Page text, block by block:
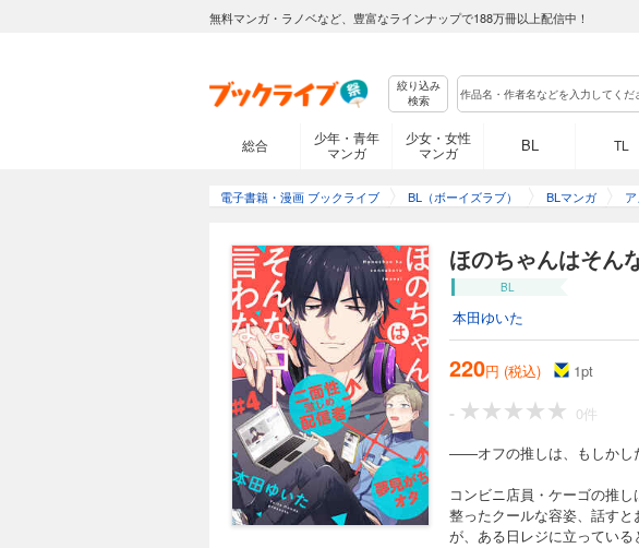
無料マンガ・ラノベなど、豊富なラインナップで188万冊以上配信中！
絞り込み
検索
総合
少年・青年
マンガ
少女・女性
マンガ
BL TL
電子書籍・漫画 ブックライブ BL（ボーイズラブ） BLマンガ
ほのちゃんはそん
BL
本田ゆいた
220円 (税込) 1pt
-
0件
――オフの推しは、もしかし
コンビニ店員・ケーゴの推し
整ったクールな容姿、話す
が、ある日レジに立っている